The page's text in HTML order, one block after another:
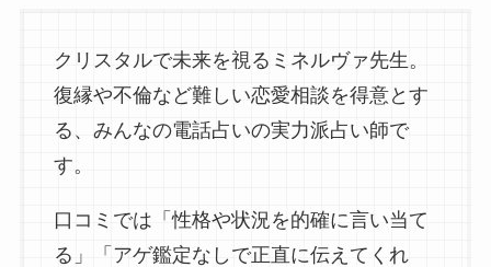
クリスタルで未来を視るミネルヴァ先生。
復縁や不倫など難しい恋愛相談を得意とす
る、みんなの電話占いの実力派占い師で
す。
口コミでは「性格や状況を的確に言い当て
る」「アゲ鑑定なしで正直に伝えてくれ